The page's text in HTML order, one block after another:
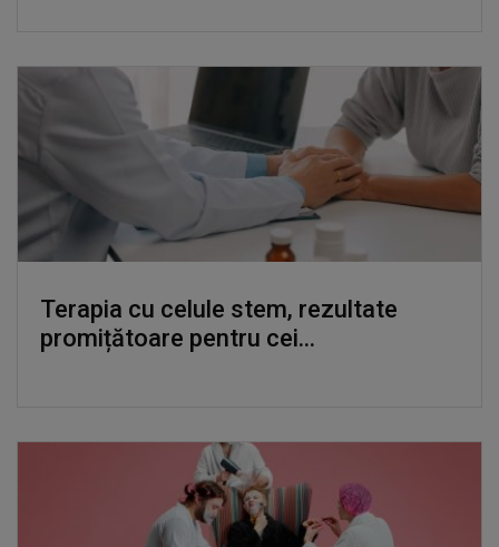
Terapia cu celule stem, rezultate
promițătoare pentru cei...